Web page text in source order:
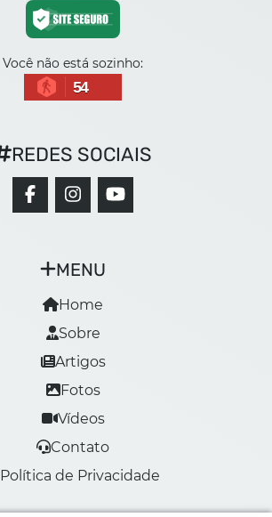
Você não está sozinho:
54
MENU
Home
Sobre
Artigos
Fotos
Vídeos
Contato
Política de Privacidade
REDES SOCIAIS